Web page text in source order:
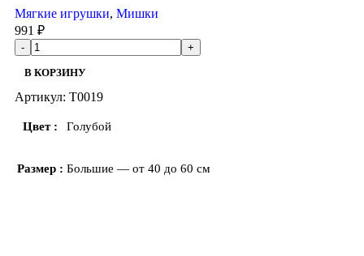
Мягкие игрушки, Мишки
991 ₽
В КОРЗИНУ
Артикул: T0019
Цвет Голубой
Размер Большие — от 40 до 60 см